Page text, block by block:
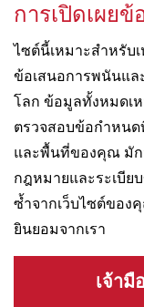
การเปิดเผย
ไซต์นี้เหมาะสำหรับ
ข้อเสนอการพนันแล
โลก ข้อมูลทั้งหมดเ
ตรวจสอบข้อกำหน
และพื้นที่ของคุณ มัก
กฎหมายและระเบีย
ซ้ำจากเว็บไซต์ของ
ยินยอมจากเรา
เจ้า